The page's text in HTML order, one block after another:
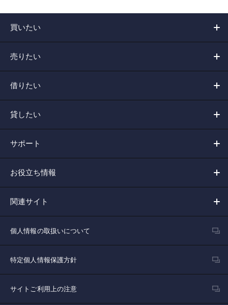
買いたい
売りたい
借りたい
貸したい
サポート
お役立ち情報
関連サイト
個人情報の取扱いについて
特定個人情報保護方針
サイトご利用上の注意